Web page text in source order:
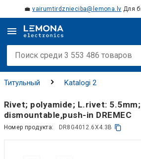
💼vairumtirdznieciba@lemona.lv Для
Титульный Katalogi 2
Rivet; polyamide; L.rivet:
dismountable,push-in DREMEC
Номер продукта: DR8G4012.6X4.3B